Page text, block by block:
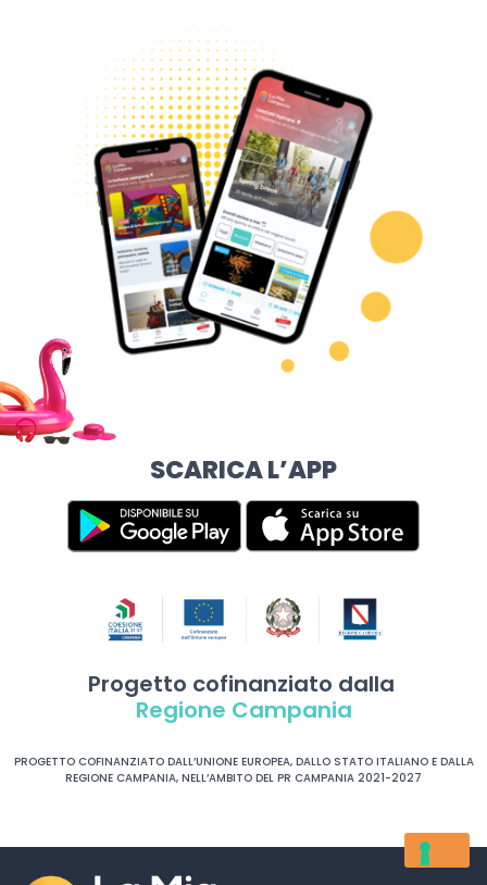
SCARICA L’APP
Progetto cofinanziato dalla
Regione Campania
PROGETTO COFINANZIATO DALL’UNIONE EUROPEA, DALLO STATO ITALIANO E DALLA
REGIONE CAMPANIA, NELL’AMBITO DEL PR CAMPANIA 2021-2027